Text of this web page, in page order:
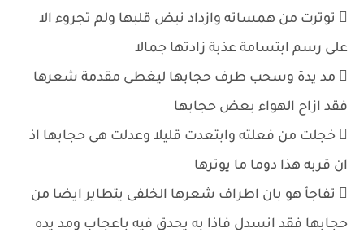
 توترت من همساته وازداد نبض قلبها ولم تجروء الا
على رسم ابتسامة عذبة زادتها جمالا
 مد يدة وسحب طرف حجابها ليغطى مقدمة شعرها
فقد ازاح الهواء بعض حجابها
 خجلت من فعلته وابتعدت قليلا وعدلت هى حجابها اذ
ان قربه هذا دوما ما يوترها
 تفاجأ هو بان اطراف شعرها الخلفى يتطاير ايضا من
حجابها فقد انسدل فاذا به يحدق فيه باعجاب ومد يده